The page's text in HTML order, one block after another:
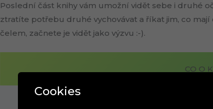
Poslední část knihy vám umožní vidět sebe i druhé
ztratíte potřebu druhé vychovávat a říkat jim, co
čelem, začnete je vidět jako výzvu :-).
CO O
Cookies